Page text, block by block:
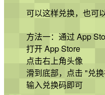
可以这样兑换，也可
方法一：通过 App
打开 App Store
点击右上角头像
滑到底部，点击 "兑
输入兑换码即可